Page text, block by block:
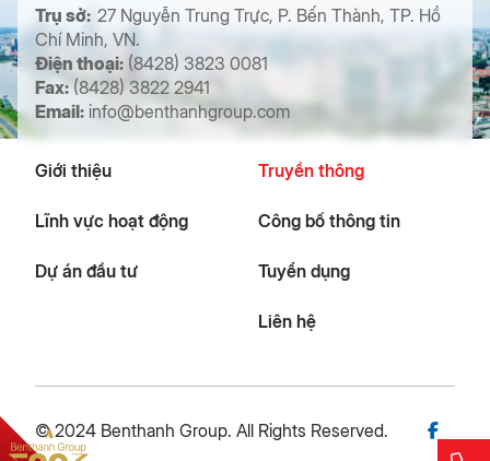
Trụ sở: 27 Nguyễn Trung Trực, P. Bến Thành, TP. Hồ
Chí Minh, VN.
Điện thoại: (8428) 3823 0081
Fax:(8428) 3822 2941
Email: info@benthanhgroup.com
Giới thiệu
Lĩnh vực hoạt động
Dự án đầu tư
Truyền thông
Công bố thông tin
Tuyển dụng
Liên hệ
© 2024 Benthanh Group. All Rights Reserved.